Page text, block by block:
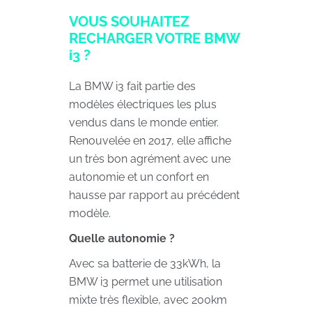
VOUS SOUHAITEZ
RECHARGER VOTRE BMW
i3 ?
La BMW i3 fait partie des
modèles électriques les plus
vendus dans le monde entier.
Renouvelée en 2017, elle affiche
un très bon agrément avec une
autonomie et un confort en
hausse par rapport au précédent
modèle.
Quelle autonomie ?
Avec sa batterie de 33kWh, la
BMW i3 permet une utilisation
mixte très flexible, avec 200km